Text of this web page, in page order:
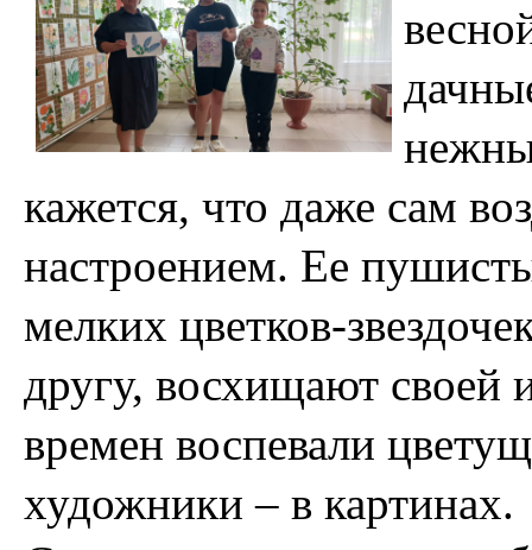
кажется, что даже сам
настроением. Ее
мелких цветков-
другу, восхищают своей
времен воспевали
художники – в картинах.